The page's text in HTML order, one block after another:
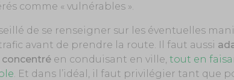
comme « vulnérables ».
de se renseigner sur les éventuelles
avant de prendre la route. Il faut aussi
en conduisant en ville, tout en
. Et dans l’idéal, il faut privilégier tant que